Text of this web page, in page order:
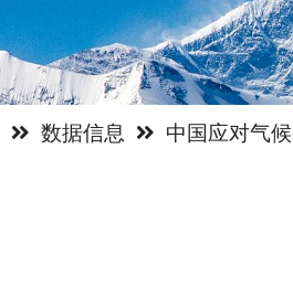
数据信息 中国应对气